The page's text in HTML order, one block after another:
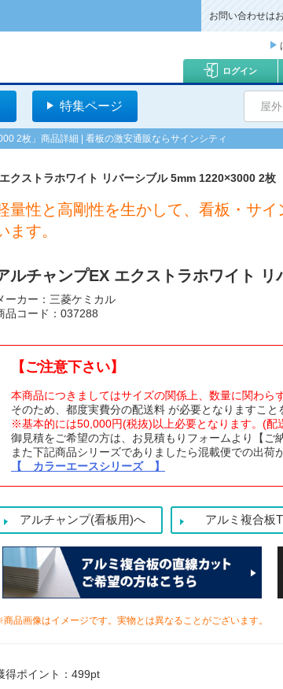
お問い合わせは
ログイン
特集ページ 屋
2枚」商品詳細 | 看板の激安通販ならサインシティ
クストラホワイト リバーシブル 5mm 1220×3000 2枚
量性と高剛性を生かして、看板・サ
ます。
ルチャンプEX エクストラホワイト
ーカー：三菱ケミカル
品コード：037288
【ご注意下さい】
本商品につきましてはサイズの関係上、数量に関わら
そのため、都度実費分の配送料 が必要となりますこと
※基本的には50,000円(税抜)以上必要となります。(配
御見積をご希望の方は、お見積もりフォームより【ご
また下記商品シリーズでありましたら混載便での出荷
【 カラーエースシリーズ 】
アルチャンプ(看板用)へ アルミ複合板
品画像はイメージです。実物とは異なることがございます。
得ポイント：499pt